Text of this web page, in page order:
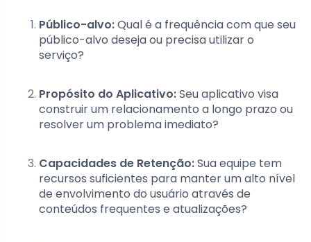
Público-alvo:Qual é a frequência com que seu
público-alvo deseja ou precisa utilizar o
serviço?
Propósito do Aplicativo:Seu aplicativo visa
construir um relacionamento a longo prazo ou
resolver um problema imediato?
Capacidades de Retenção:Sua equipe tem
recursos suficientes para manter um alto nível
de envolvimento do usuário através de
conteúdos frequentes e atualizações?